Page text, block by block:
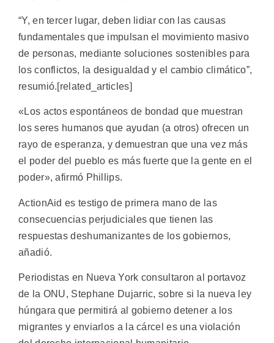
“Y, en tercer lugar, deben lidiar con las causas
fundamentales que impulsan el movimiento masivo
de personas, mediante soluciones sostenibles para
los conflictos, la desigualdad y el cambio climático”,
resumió.[related_articles]
«Los actos espontáneos de bondad que muestran
los seres humanos que ayudan (a otros) ofrecen un
rayo de esperanza, y demuestran que una vez más
el poder del pueblo es más fuerte que la gente en el
poder», afirmó Phillips.
ActionAid es testigo de primera mano de las
consecuencias perjudiciales que tienen las
respuestas deshumanizantes de los gobiernos,
añadió.
Periodistas en Nueva York consultaron al portavoz
de la ONU, Stephane Dujarric, sobre si la nueva ley
húngara que permitirá al gobierno detener a los
migrantes y enviarlos a la cárcel es una violación